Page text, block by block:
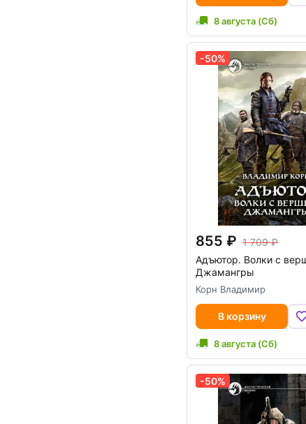
8 августа (Сб)
-50%
855
1 709
Адъютор. Волки с
Джамангры
Корн Владимир
В корзину
8 августа (Сб)
-50%